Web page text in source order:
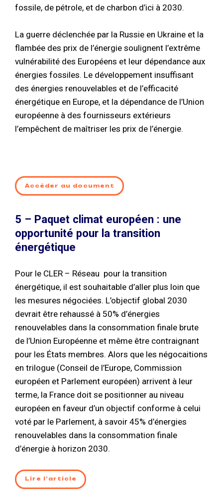
fossile, de pétrole, et de charbon d’ici à 2030.
La guerre déclenchée par la Russie en Ukraine et la
flambée des prix de l’énergie soulignent l’extrême
vulnérabilité des Européens et leur dépendance aux
énergies fossiles. Le développement insuffisant
des énergies renouvelables et de l’efficacité
énergétique en Europe, et la dépendance de l’Union
européenne à des fournisseurs extérieurs
l’empêchent de maîtriser les prix de l’énergie.
Accéder au document
5 – Paquet climat européen : une
opportunité pour la transition
énergétique
Pour le CLER – Réseau pour la transition
énergétique, il est souhaitable d’aller plus loin que
les mesures négociées. L’objectif global 2030
devrait être rehaussé à 50% d’énergies
renouvelables dans la consommation finale brute
de l’Union Européenne et même être contraignant
pour les États membres. Alors que les négocaitions
en trilogue (Conseil de l’Europe, Commission
européen et Parlement européen) arrivent à leur
terme, la France doit se positionner au niveau
européen en faveur d’un objectif conforme à celui
voté par le Parlement, à savoir 45% d’énergies
renouvelables dans la consommation finale
d’énergie à horizon 2030.
Lire l’article